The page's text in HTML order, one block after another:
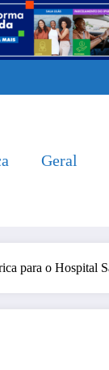
Geral
para o Hospital